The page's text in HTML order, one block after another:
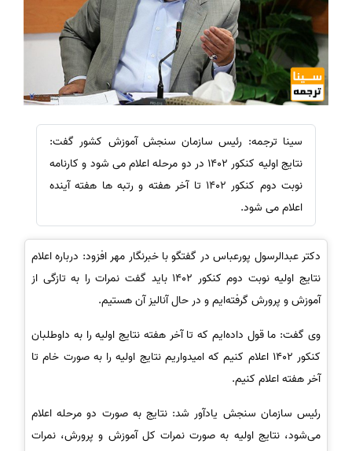
سینا ترجمه: رئیس سازمان سنجش آموزش کشور گفت:
نتایج اولیه کنکور 1402 در دو مرحله اعلام می شود و کارنامه
نوبت دوم کنکور 1402 تا آخر هفته و رتبه ها هفته آینده
اعلام می شود.
دکتر عبدالرسول پورعباس در گفتگو با خبرنگار مهر افزود: درباره اعلام
نتایج اولیه نوبت دوم کنکور 1402 باید گفت نمرات را به تازگی از
آموزش و پرورش گرفته‌ایم و در حال آنالیز آن هستیم.
وی گفت: ما قول داده‌ایم که تا آخر هفته نتایج اولیه را به داوطلبان
کنکور 1402 اعلام کنیم که امیدواریم نتایج اولیه را به صورت خام تا
آخر هفته اعلام کنیم.
رئیس سازمان سنجش یادآور شد: نتایج به صورت دو مرحله اعلام
می‌شود، نتایج اولیه به صورت نمرات کل آموزش و پرورش، نمرات